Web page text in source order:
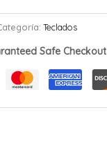
Teclados
Safe Checkout